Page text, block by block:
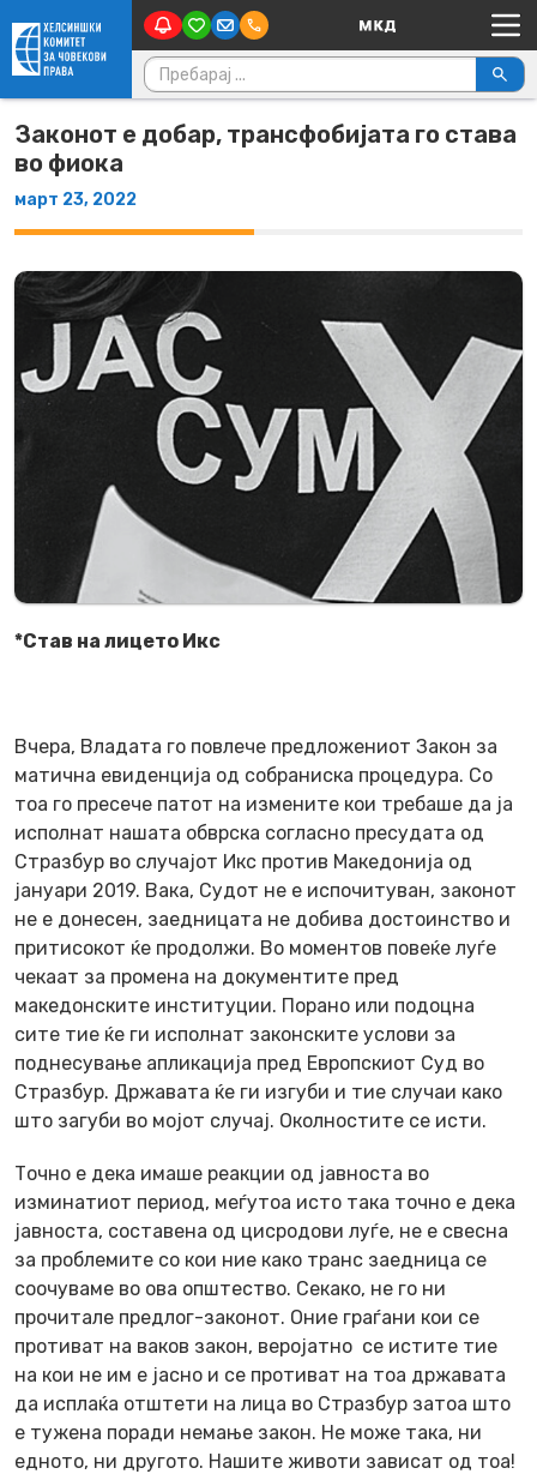
Skip to content Main Navigation
Пребарувај за:
Законот е добар, трансфобијата го става
во фиока
март 23, 2022
*Став на лицето Икс
Вчера, Владата го повлече предложениот Закон за
матична евиденција од собраниска процедура. Со
тоа го пресече патот на измените кои требаше да ја
исполнат нашата обврска согласно пресудата од
Стразбур во случајот Икс против Македонија од
јануари 2019. Вака, Судот не е испочитуван, законот
не е донесен, заедницата не добива достоинство и
притисокот ќе продолжи. Во моментов повеќе луѓе
чекаат за промена на документите пред
македонските институции. Порано или подоцна
сите тие ќе ги исполнат законските услови за
поднесување апликација пред Европскиот Суд во
Стразбур. Државата ќе ги изгуби и тие случаи како
што загуби во мојот случај. Околностите се исти.
Точно е дека имаше реакции од јавноста во
изминатиот период, меѓутоа исто така точно е дека
јавноста, составена од цисродови луѓе, не е свесна
за проблемите со кои ние како транс заедница се
соочуваме во ова општество. Секако, не го ни
прочитале предлог-законот. Оние граѓани кои се
противат на ваков закон, веројатно се истите тие
на кои не им е јасно и се противат на тоа државата
да исплаќа отштети на лица во Стразбур затоа што
е тужена поради немање закон. Не може така, ни
едното, ни другото. Нашите животи зависат од тоа!